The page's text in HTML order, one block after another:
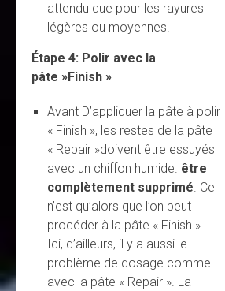
attendu que pour les rayures
légères ou moyennes.
Étape 4: Polir avec la
pâte »Finish »
Avant D’appliquer la pâte à polir
« Finish », les restes de la pâte
« Repair »doivent être essuyés
avec un chiffon humide. être
complètement supprimé. Ce
n’est qu’alors que l’on peut
procéder à la pâte « Finish ».
Ici, d’ailleurs, il y a aussi le
problème de dosage comme
avec la pâte « Repair ». La